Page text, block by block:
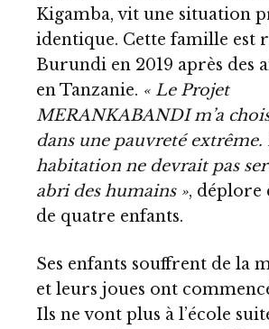
Kigamba, vit une situation
identique. Cette famille est
Burundi en 2019 après des
en Tanzanie. « Le Projet
MERANKABANDI m’a
dans une pauvreté
habitation ne devrait pas
abri des humains », déplore
de quatre enfants.
Ses enfants souffrent de la
et leurs joues ont
Ils ne vont plus à l’école